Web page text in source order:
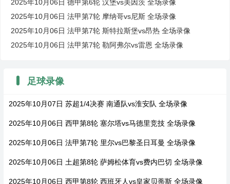
2025年10月06日 德甲第6轮 汉堡vs美因茨 全场录像
2025年10月06日 法甲第7轮 摩纳哥vs尼斯 全场录像
2025年10月06日 法甲第7轮 斯特拉斯堡vs昂热 全场录像
2025年10月06日 法甲第7轮 勒阿弗尔vs雷恩 全场录像
足球录像
2025年10月07日 苏超1/4决赛 南通队vs淮安队 全场录像
2025年10月06日 西甲第8轮 塞尔塔vs马德里竞技 全场录像
2025年10月06日 法甲第7轮 里尔vs巴黎圣日耳曼 全场录像
2025年10月06日 土超第8轮 萨姆松体育vs费内巴切 全场录像
2025年10月06日 西甲第8轮 西班牙人vs皇家贝蒂斯 全场录像